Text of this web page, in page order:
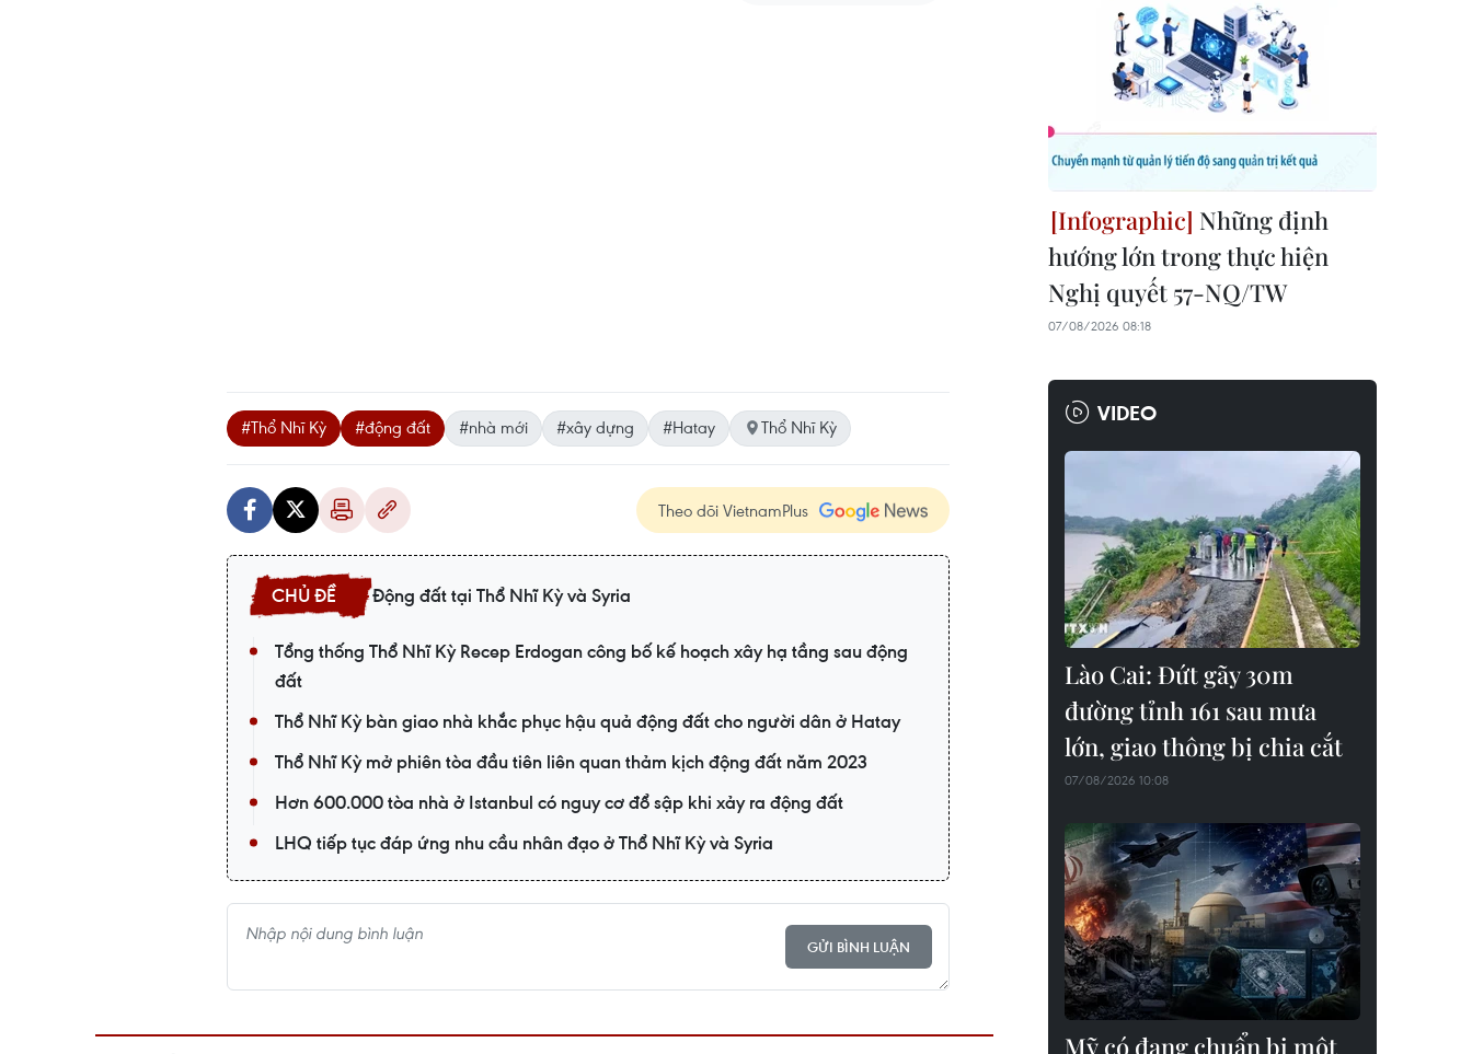
#Thổ Nhĩ Kỳ #động đất #nhà mới #xây dựng #Hatay Thổ Nhĩ Kỳ
Theo dõi VietnamPlus
Động đất tại Thổ Nhĩ Kỳ và Syria
Tổng thống Thổ Nhĩ Kỳ Recep Erdogan công bố kế hoạch xây hạ tầng sau động
đất
Thổ Nhĩ Kỳ bàn giao nhà khắc phục hậu quả động đất cho người dân ở Hatay
Thổ Nhĩ Kỳ mở phiên tòa đầu tiên liên quan thảm kịch động đất năm 2023
Hơn 600.000 tòa nhà ở Istanbul có nguy cơ đổ sập khi xảy ra động đất
LHQ tiếp tục đáp ứng nhu cầu nhân đạo ở Thổ Nhĩ Kỳ và Syria
GỬI BÌNH LUẬN
Những định
hướng lớn trong thực hiện
Nghị quyết 57-NQ/TW
07/08/2026 08:18
VIDEO
Lào Cai: Đứt gãy 30m
đường tỉnh 161 sau mưa
lớn, giao thông bị chia cắt
07/08/2026 10:08
Mỹ có đang chuẩn bị một